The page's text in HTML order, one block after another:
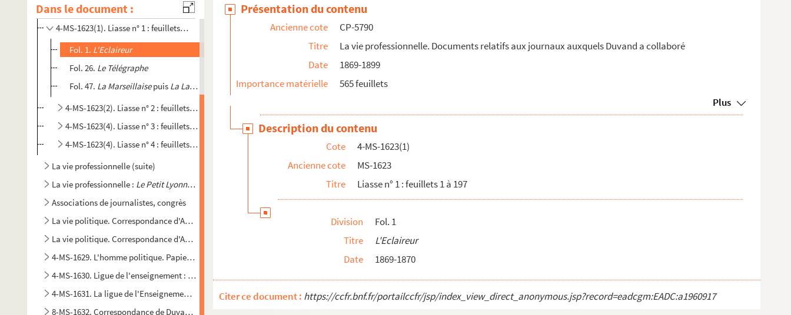
Dans le document :
La vie professionnelle. Documents relatifs aux journaux auxquels Duvand a collaboré
4-MS-1623(1). Liasse n° 1 : feuillets 1 à 197
Fol. 1. L'Eclaireur
Fol. 26. Le Télégraphe
Fol. 47. La Marseillaisepuis La Lanterne
(début)
4-MS-1623(2). Liasse n° 2 : feuillets 198 à 438
4-MS-1623(4). Liasse n° 3 : feuillets 439 à 503
4-MS-1623(4). Liasse n° 4 : feuillets 504 à 565
La vie professionnelle (suite)
La vie professionnelle : Le Petit Lyonnais
Associations de journalistes, congrès
La vie politique. Correspondance d'Adrien Duvand ayant trait à la politique
La vie politique. Correspondance d'Adrien Duvand ayant trait à la politique (suite)
4-MS-1629. L'homme politique. Papiers imprimés et articles manuscrits relatifs à la politique
4-MS-1630. Ligue de l'enseignement : la vie de la ligue
4-MS-1631. La ligue de l'Enseignement : conférences de Duvand : brouillons et correspondance à propos de ses to...
8-MS-1632. Correspondance de Duvand relative à ses activités à la Ligue de l'Enseignement
Présentation du contenu
Ancienne cote
CP-5790
Titre
La vie professionnelle. Documents relatifs aux journaux auxquels Duvand a collaboré
Date
1869-1899
Importance matérielle
565 feuillets
Plus
Description du contenu
Cote
4-MS-1623(1)
Ancienne cote
MS-1623
Titre
Liasse n° 1 : feuillets 1 à 197
Division
Fol. 1
Titre
L'Eclaireur
Date
1869-1870
Citer ce document : https://ccfr.bnf.fr/portailccfr/jsp/index_view_direct_anonymous.jsp?record=eadcgm:EADC:a1960917